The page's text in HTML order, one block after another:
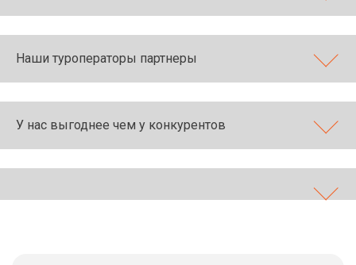
Наши туроператоры партнеры
У нас выгоднее чем у конкурентов